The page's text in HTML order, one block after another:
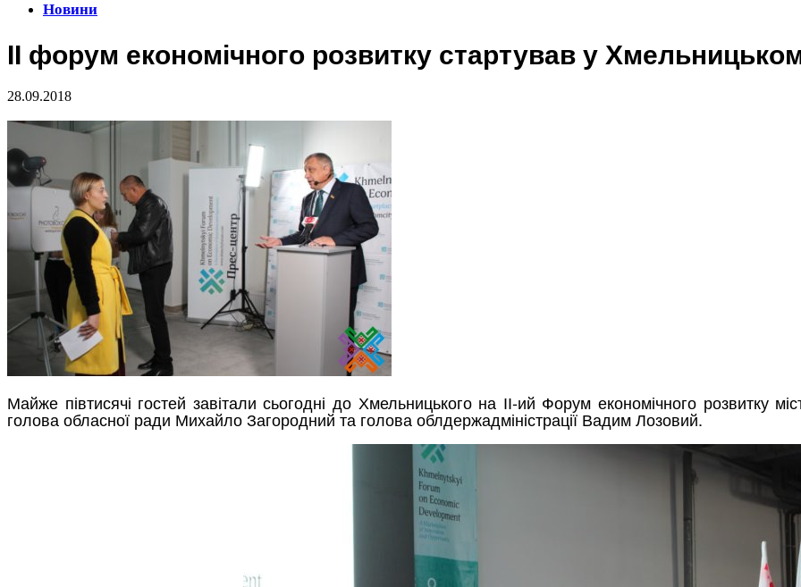
Новини
ІІ форум економічного розвитку стартував у
28.09.2018
Майже півтисячі гостей завітали сьогодні до Хмельницького на ІІ-ий Форум економічного розвитку
голова обласної ради Михайло Загородний та голова облдержадміністрації Вадим Лозовий.